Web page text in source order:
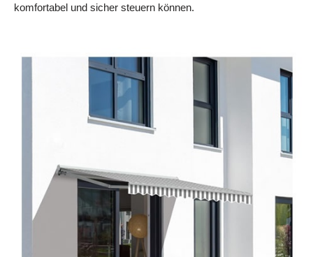
komfortabel und sicher steuern können.